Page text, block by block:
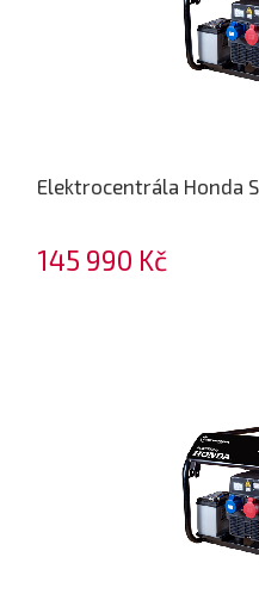
Elektrocentrála Honda
145 990 Kč